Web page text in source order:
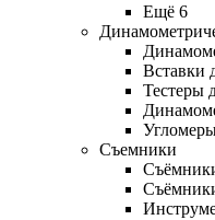
Ещё 6
Вставки
Тестеры
Съемники